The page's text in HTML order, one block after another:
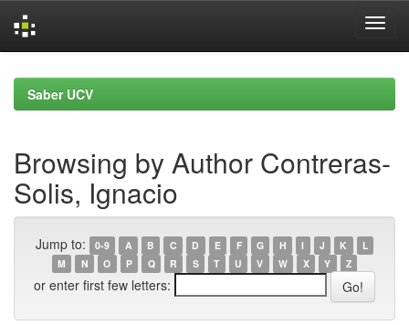
navigationSaber UCV
Browsing by Author Contreras-
Solis, Ignacio
Jump to: 0-9 A B C D E F G H I J K
L
M
N O P Q R S T U V W X Y Z
or enter first few letters: